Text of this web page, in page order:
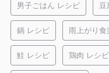
男子ごはん レシピ 豆
鍋 レシピ 雨上がり
鮭 レシピ 鶏肉 レシピ